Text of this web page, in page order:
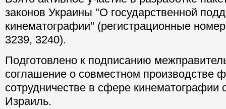
законов Украины "О государственной
кинематографии" (регистрационные
3239, 3240).
Подготовлено к подписанию
соглашение о совместном производстве
сотрудничестве в сфере кинематографии
Израиль.